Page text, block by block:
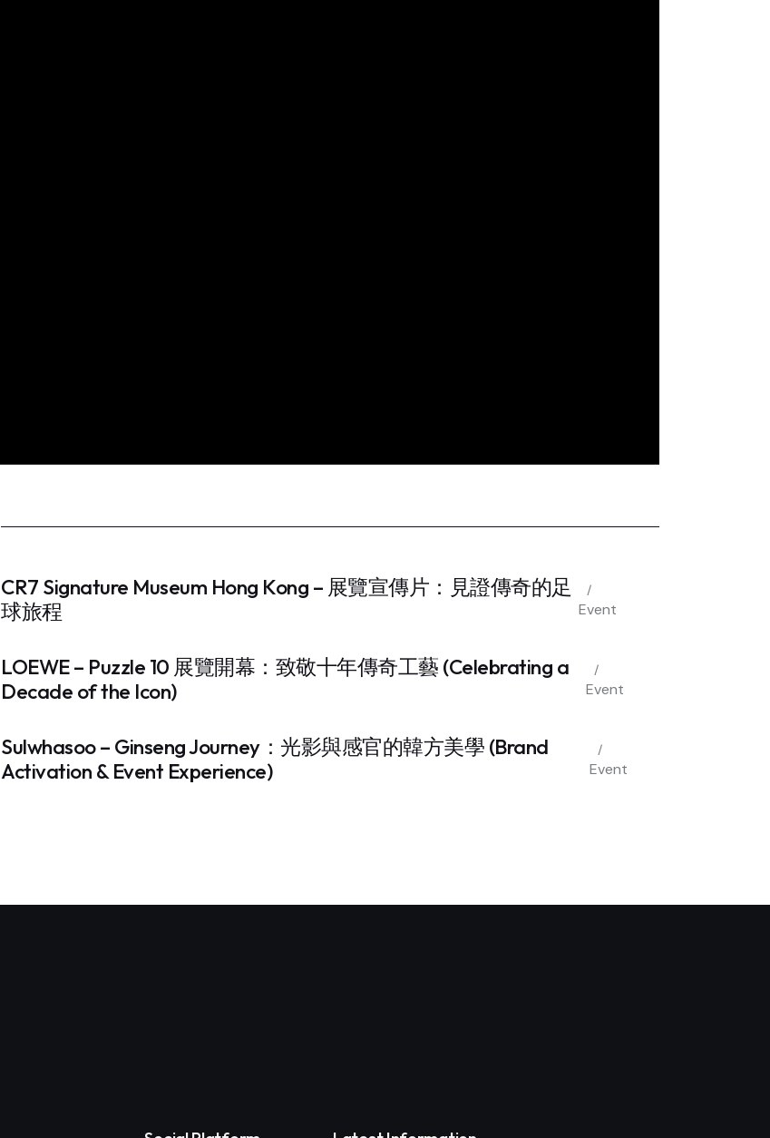
Event
CR7 Signature Museum Hong Kong – 展覽宣傳片：見證傳奇的足
球旅程
Event
LOEWE – Puzzle 10 展覽開幕：致敬十年傳奇工藝 (Celebrating a
Decade of the Icon)
Event
Sulwhasoo – Ginseng Journey：光影與感官的韓方美學 (Brand
Activation & Event Experience)